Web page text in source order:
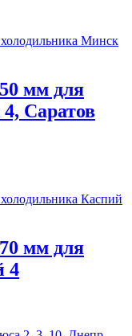
мм для
Саратов
мм для
4